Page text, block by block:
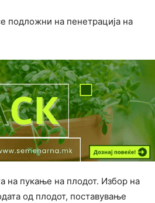
подложни на пенетрација на
на пукање на плодот. Избор на
од плодот, поставување